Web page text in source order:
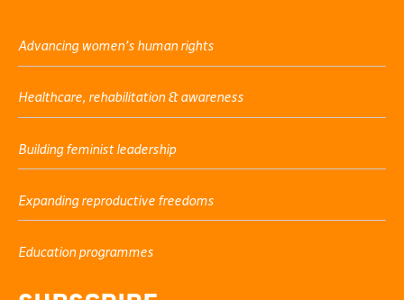
Advancing women’s human rights
Healthcare, rehabilitation & awareness
Building feminist leadership
Expanding reproductive freedoms
Education programmes